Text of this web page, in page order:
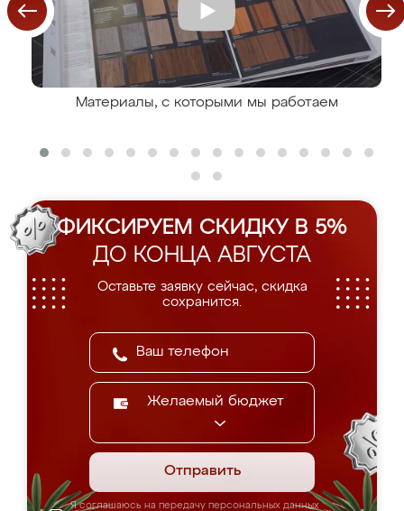
Материалы, с которыми мы работаем
ФИКСИРУЕМ СКИДКУ В 5%
ДО КОНЦА АВГУСТА
Оставьте заявку сейчас, скидка
сохранится.
Желаемый бюджет
Отправить
Я соглашаюсь на передачу персональных данных